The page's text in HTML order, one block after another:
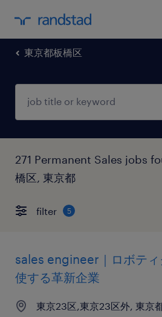
東京都板橋区
271 Permanent Sales jobs
橋区, 東京都
filter 5
sales engineer｜ロボテ
使する革新企業
東京23区,東京23区外, 東京